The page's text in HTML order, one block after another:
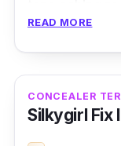
didalamnya
membuatkan
bersiap dan
READ MORE
CONCEALER
Silkygirl Fix